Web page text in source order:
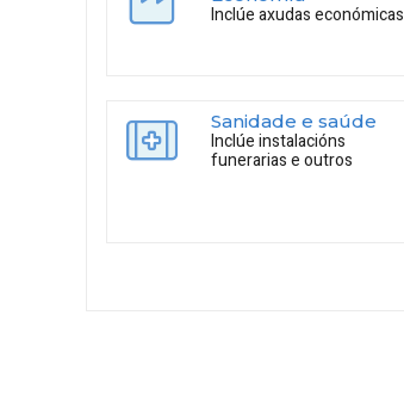
Inclúe axudas económicas
Sanidade e saúde
Inclúe instalacións
funerarias e outros